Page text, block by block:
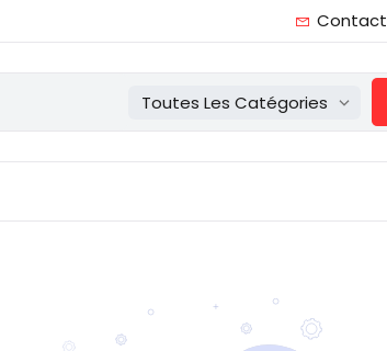
Contact
Toutes Les Catégories